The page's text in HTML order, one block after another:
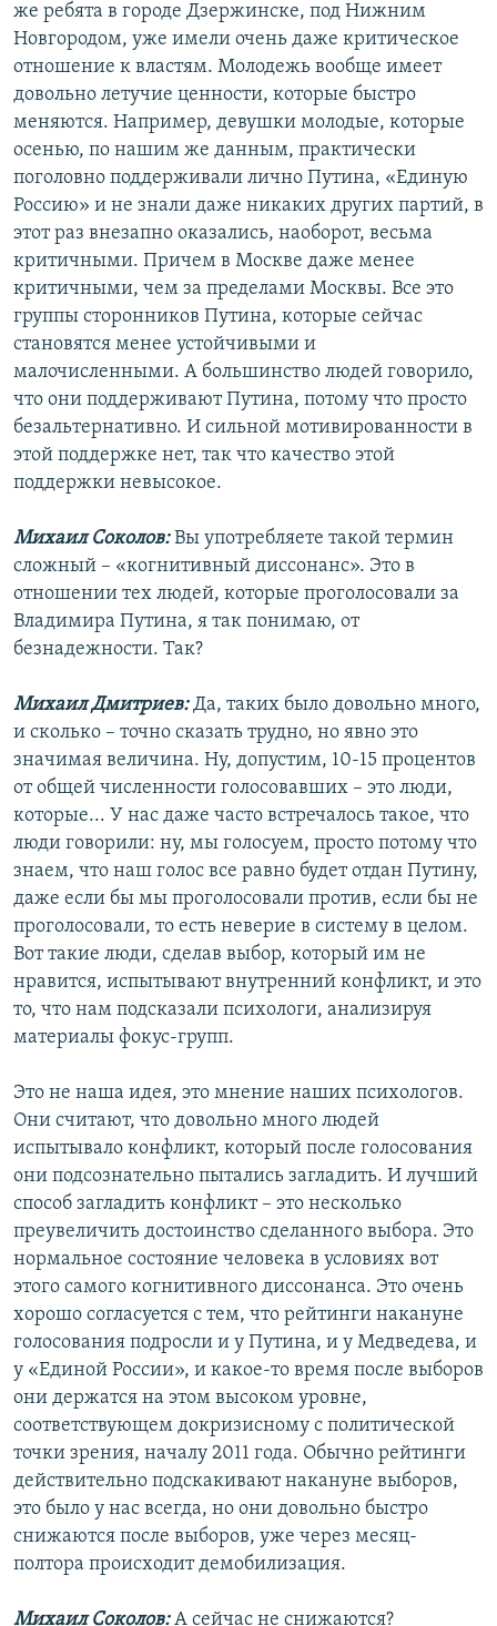
же ребята в городе Дзержинске, под Нижним
Новгородом, уже имели очень даже критическое
отношение к властям. Молодежь вообще имеет
довольно летучие ценности, которые быстро
меняются. Например, девушки молодые, которые
осенью, по нашим же данным, практически
поголовно поддерживали лично Путина, «Единую
Россию» и не знали даже никаких других партий, в
этот раз внезапно оказались, наоборот, весьма
критичными. Причем в Москве даже менее
критичными, чем за пределами Москвы. Все это
группы сторонников Путина, которые сейчас
становятся менее устойчивыми и
малочисленными. А большинство людей говорило,
что они поддерживают Путина, потому что просто
безальтернативно. И сильной мотивированности в
этой поддержке нет, так что качество этой
поддержки невысокое.
Михаил Соколов:Вы употребляете такой термин
сложный – «когнитивный диссонанс». Это в
отношении тех людей, которые проголосовали за
Владимира Путина, я так понимаю, от
безнадежности. Так?
Михаил Дмитриев:Да, таких было довольно много,
и сколько – точно сказать трудно, но явно это
значимая величина. Ну, допустим, 10-15 процентов
от общей численности голосовавших – это люди,
которые... У нас даже часто встречалось такое, что
люди говорили: ну, мы голосуем, просто потому что
знаем, что наш голос все равно будет отдан Путину,
даже если бы мы проголосовали против, если бы не
проголосовали, то есть неверие в систему в целом.
Вот такие люди, сделав выбор, который им не
нравится, испытывают внутренний конфликт, и это
то, что нам подсказали психологи, анализируя
материалы фокус-групп.
Это не наша идея, это мнение наших психологов.
Они считают, что довольно много людей
испытывало конфликт, который после голосования
они подсознательно пытались загладить. И лучший
способ загладить конфликт – это несколько
преувеличить достоинство сделанного выбора. Это
нормальное состояние человека в условиях вот
этого самого когнитивного диссонанса. Это очень
хорошо согласуется с тем, что рейтинги накануне
голосования подросли и у Путина, и у Медведева, и
у «Единой России», и какое-то время после выборов
они держатся на этом высоком уровне,
соответствующем докризисному с политической
точки зрения, началу 2011 года. Обычно рейтинги
действительно подскакивают накануне выборов,
это было у нас всегда, но они довольно быстро
снижаются после выборов, уже через месяц-
полтора происходит демобилизация.
Михаил Соколов:А сейчас не снижаются?